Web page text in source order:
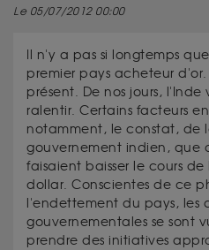
Le 05/07/2012 00:00
Il n'y a pas si longtemps
premier pays acheteur
présent. De nos jours,
ralentir. Certains facteurs
notamment, le constat, de
gouvernement indien, que
faisaient baisser le cours
dollar. Conscientes de ce
l'endettement du pays, les
gouvernementales se sont
prendre des initiatives